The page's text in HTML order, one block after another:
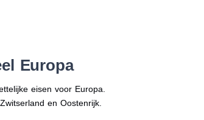
Europa
eisen voor Europa.
en Oostenrijk.